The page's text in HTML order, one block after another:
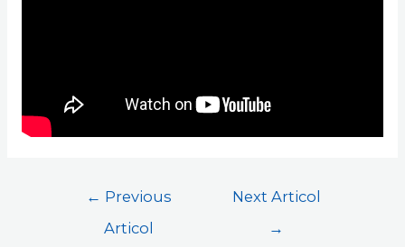
← Previous
Articol
Next Articol
→